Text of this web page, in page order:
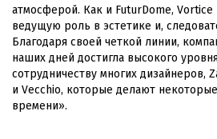
атмосферой. Как и FuturDome, Vortice
ведущую роль в эстетике и,
Благодаря своей четкой линии,
наших дней достигла высокого
сотрудничеству многих дизайнеров,
и Vecchio, которые делают
времени».